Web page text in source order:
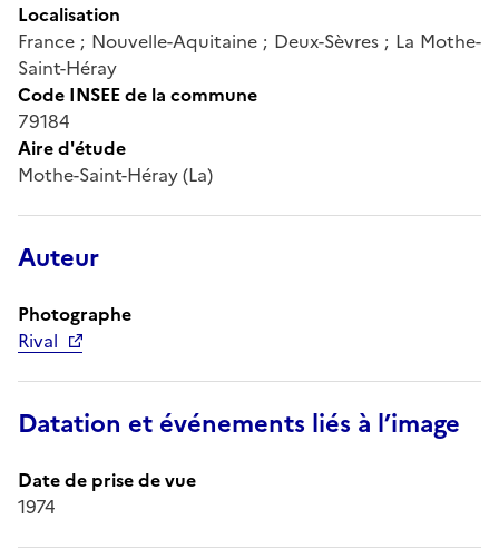
Localisation
France ; Nouvelle-Aquitaine ; Deux-Sèvres ; La Mothe-
Saint-Héray
Code INSEE de la commune
79184
Aire d'étude
Mothe-Saint-Héray (La)
Auteur
Photographe
Rival
Datation et événements liés à l’image
Date de prise de vue
1974